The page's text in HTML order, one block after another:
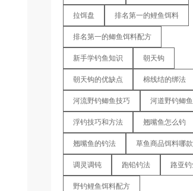
拉饵盘 排名第一的鲤鱼饵料
排名第一的鲫鱼饵料配方
新手学钓鱼知识 朝天钩
朝天钩的优缺点 棉线结的绑法
河流野钓鲫鱼技巧 河道野钓鲫
浮钓技巧和方法 翘嘴鱼怎么钓
翘嘴鱼的钓法 草鱼商品饵料哪
调灵调钝 跑铅钓法 路亚
野钓鲤鱼饵料配方